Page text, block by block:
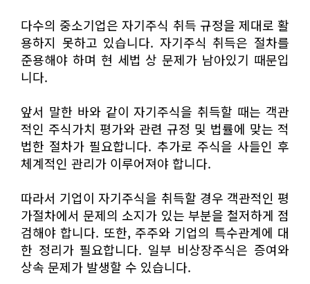
다수의 중소기업은 자기주식 취득 규정을 제대로 활
용하지 못하고 있습니다. 자기주식 취득은 절차를
준용해야 하며 현 세법 상 문제가 남아있기 때문입
니다.
앞서 말한 바와 같이 자기주식을 취득할 때는 객관
적인 주식가치 평가와 관련 규정 및 법률에 맞는 적
법한 절차가 필요합니다. 추가로 주식을 사들인 후
체계적인 관리가 이루어져야 합니다.
따라서 기업이 자기주식을 취득할 경우 객관적인 평
가절차에서 문제의 소지가 있는 부분을 철저하게 점
검해야 합니다. 또한, 주주와 기업의 특수관계에 대
한 정리가 필요합니다. 일부 비상장주식은 증여와
상속 문제가 발생할 수 있습니다.